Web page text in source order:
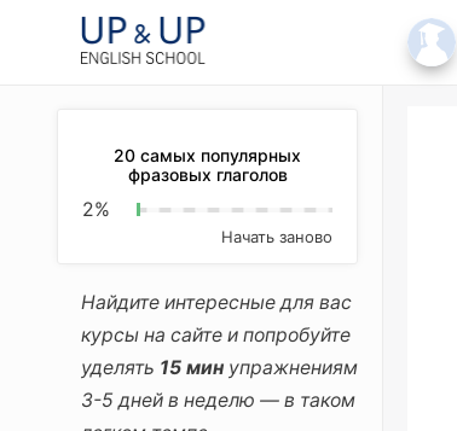
20 самых популярных
фразовых глаголов
2%
Начать заново
Найдите интересные для вас
курсы на сайте и попробуйте
уделять 15 мин упражнениям
3-5 дней в неделю — в таком